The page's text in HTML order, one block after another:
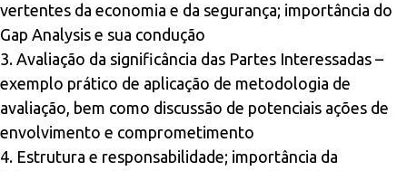
vertentes da economia e da segurança; importância do
Gap Analysis e sua condução
3. Avaliação da significância das Partes Interessadas –
exemplo prático de aplicação de metodologia de
avaliação, bem como discussão de potenciais ações de
envolvimento e comprometimento
4. Estrutura e responsabilidade; importância da